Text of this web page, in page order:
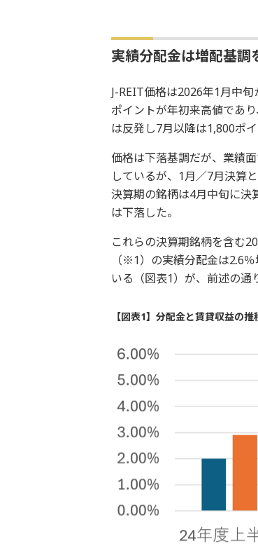
実績分配金は増配基調
J-REIT価格は2026年1月中
ポイントが年初来高値であ
は反発し7月以降は1,800ポ
価格は下落基調だが、業績
しているが、1月／7月決算
決算期の銘柄は4月中旬に決
は下落した。
これらの決算期銘柄を含む
（※1）の実績分配金は2.6
いる（図表1）が、前述の通
【図表1】分配金と賃貸収益の推